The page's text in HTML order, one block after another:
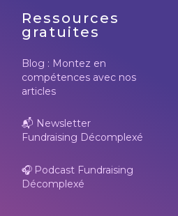
Ressources
gratuites
Blog : Montez en
compétences avec nos
articles
📬 Newsletter
Fundraising Décomplexé
🎧 Podcast Fundraising
Décomplexé